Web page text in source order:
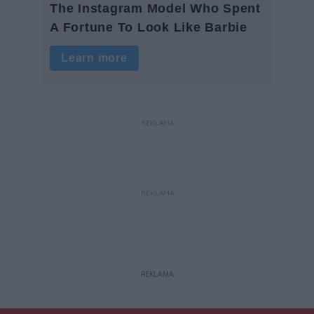
REKLAMA
REKLAMA
REKLAMA